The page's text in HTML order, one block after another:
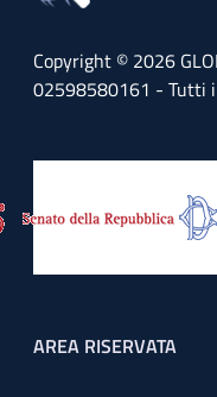
Copyright © 2026
02598580161 - Tutti
Footer menu
AREA RISERVATA